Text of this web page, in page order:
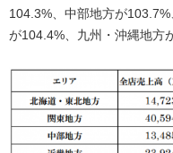
104.3%、中部地方が
が104.4%、九州・沖縄地方